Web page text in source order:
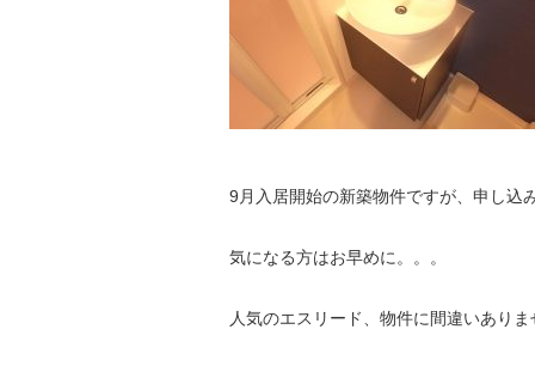
9月入居開始の新築物件ですが、申し込
気になる方はお早めに。。。
人気のエスリード、物件に間違いありま